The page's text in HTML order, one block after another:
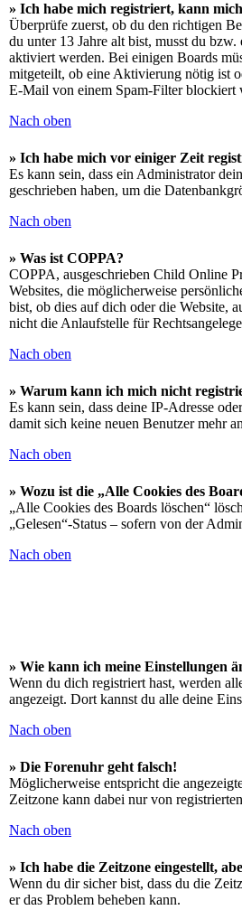
» Ich habe mich registriert, kann
Überprüfe zuerst, ob du den richtigen
du unter 13 Jahre alt bist, musst du
aktiviert werden. Bei einigen Boards
mitgeteilt, ob eine Aktivierung nötig ist
E-Mail von einem Spam-Filter blockiert
Nach oben
» Ich habe mich vor einiger Zeit
Es kann sein, dass ein Administrator
geschrieben haben, um die
Nach oben
» Was ist COPPA?
COPPA, ausgeschrieben Child Online
Websites, die möglicherweise
bist, ob dies auf dich oder die Website,
nicht die Anlaufstelle für
Nach oben
» Warum kann ich mich nicht
Es kann sein, dass deine IP-Adresse
damit sich keine neuen Benutzer mehr
Nach oben
» Wozu ist die „Alle Cookies des
„Alle Cookies des Boards löschen“
„Gelesen“-Status – sofern von der
Nach oben
» Wie kann ich meine Einstellungen
Wenn du dich registriert hast, werden
angezeigt. Dort kannst du alle deine
Nach oben
» Die Forenuhr geht falsch!
Möglicherweise entspricht die
Zeitzone kann dabei nur von
Nach oben
» Ich habe die Zeitzone eingestellt,
Wenn du dir sicher bist, dass du die
er das Problem beheben kann.